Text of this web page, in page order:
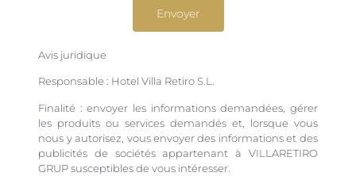
Envoyer
Avis juridique
Responsable : Hotel Villa Retiro S.L.
Finalité : envoyer les informations demandées, gérer
les produits ou services demandés et, lorsque vous
nous y autorisez, vous envoyer des informations et des
publicités de sociétés appartenant à VILLARETIRO
GRUP susceptibles de vous intéresser.